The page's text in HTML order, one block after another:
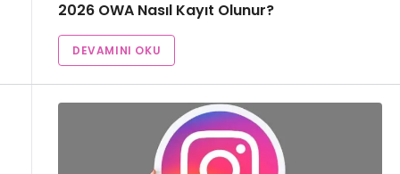
2026 OWA Nasıl Kayıt Olunur?
DEVAMINI OKU